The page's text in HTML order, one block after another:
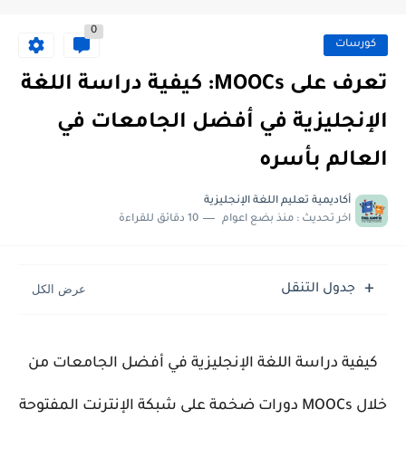
كورسات
0
تعرف على MOOCs: كيفية دراسة اللغة
الإنجليزية في أفضل الجامعات في
العالم بأسره
أكاديمية تعليم اللغة الإنجليزية
اخر تحديث : منذ بضع اعوام 10 دقائق للقراءة
جدول التنقل
كيفية دراسة اللغة الإنجليزية في أفضل الجامعات من
خلال MOOCs دورات ضخمة على شبكة الإنترنت المفتوحة